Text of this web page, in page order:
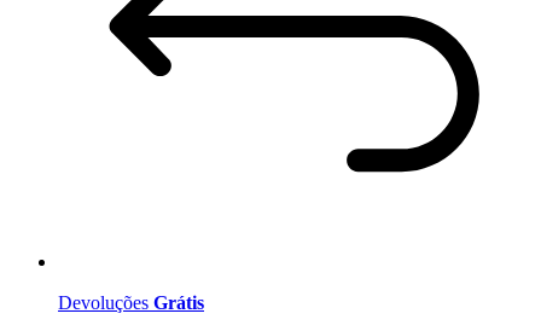
Devoluções Grátis